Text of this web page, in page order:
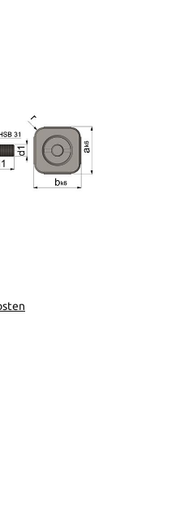
verfügbar.)
nicht verfügbar.)
ist zurzeit nicht verfügbar.)
verfügbar.)
nicht verfügbar.)
ist zurzeit nicht verfügbar.)
verfügbar.)
nicht verfügbar.)
zurzeit nicht verfügbar.)